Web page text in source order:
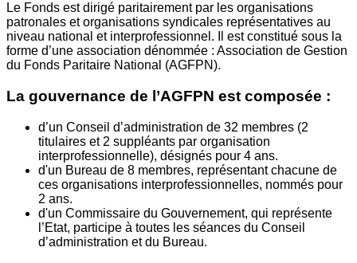
Le Fonds est dirigé paritairement par les organisations
patronales et organisations syndicales représentatives au
niveau national et interprofessionnel. Il est constitué sous la
forme d’une association dénommée : Association de Gestion
du Fonds Paritaire National (AGFPN).
La gouvernance de l’AGFPN est composée :
d’un Conseil d’administration de 32 membres (2
titulaires et 2 suppléants par organisation
interprofessionnelle), désignés pour 4 ans.
d'un Bureau de 8 membres, représentant chacune de
ces organisations interprofessionnelles, nommés pour
2 ans.
d'un Commissaire du Gouvernement, qui représente
l’Etat, participe à toutes les séances du Conseil
d’administration et du Bureau.